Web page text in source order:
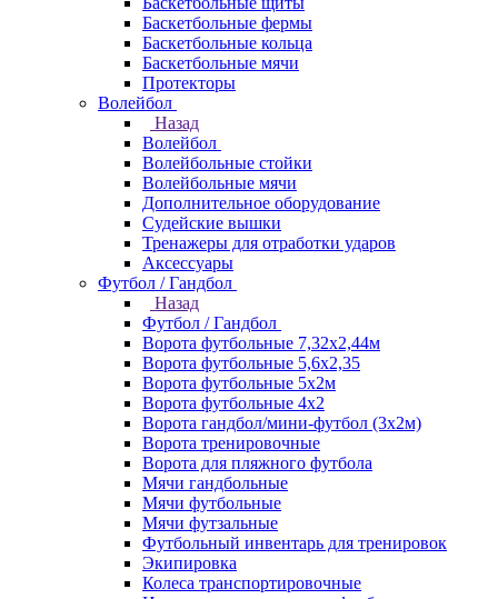
Баскетбольные фермы
Баскетбольные кольца
Баскетбольные мячи
Протекторы
Волейбол
Назад
Волейбол
Волейбольные стойки
Волейбольные мячи
Дополнительное оборудование
Судейские вышки
Тренажеры для отработки ударов
Аксессуары
Футбол / Гандбол
Назад
Футбол / Гандбол
Ворота футбольные 7,32х2,44м
Ворота футбольные 5,6х2,35
Ворота футбольные 5х2м
Ворота футбольные 4х2
Ворота гандбол/мини-футбол (3х2м)
Ворота тренировочные
Ворота для пляжного футбола
Мячи гандбольные
Мячи футбольные
Мячи футзальные
Футбольный инвентарь для тренировок
Экипировка
Колеса транспортировочные